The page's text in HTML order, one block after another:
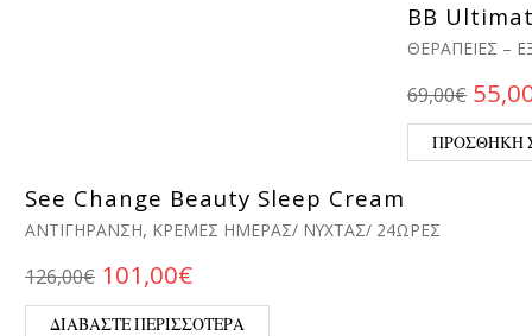
BB
ΘΕΡΑΠΕΊΕΣ –
69,00€
ΠΡΟΣΘΉΚΗ
See Change Beauty Sleep Cream
ΑΝΤΙΓΉΡΑΝΣΗ, ΚΡΈΜΕΣ ΗΜΈΡΑΣ/ ΝΎΧΤΑΣ/ 24ΏΡΕΣ
126,00€ Original price was: 126,00€.
101,00€Η τρέχουσα τιμή είναι:
ΔΙΑΒΆΣΤΕ ΠΕΡΙΣΣΌΤΕΡΑ